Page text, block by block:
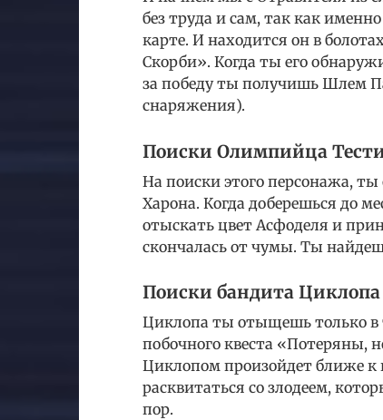
без труда и сам, так как
карте. И находится он в
Скорби». Когда ты его
за победу ты получишь Шлем
снаряжения).
Поиски Олимпийца
На поиски этого персонажа,
Харона. Когда доберешься до
отыскать цвет Асфоделя и
скончалась от чумы. Ты
Поиски бандита
Циклопа ты отыщешь только в
побочного квеста «Потеряны,
Циклопом произойдет ближе
расквитаться со злодеем,
пор.